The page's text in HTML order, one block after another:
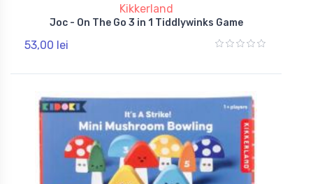
Kikkerland
Joc - On The Go 3 in 1 Tiddlywinks Game
53,00 lei